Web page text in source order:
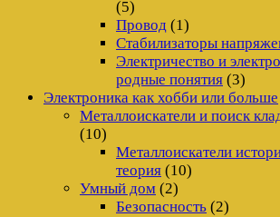
(5)
Провод (1)
Стабилизаторы
Электричество и
родные понятия (3)
Электроника как хобби или больше
Металлоискатели и поиск
(10)
Металлоискатели
теория (10)
Умный дом (2)
Безопасность (2)